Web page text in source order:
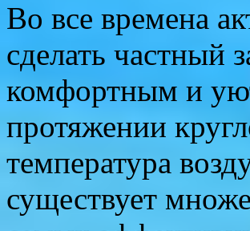
Во все времена
сделать частный
комфортным и
протяжении
температура
существует